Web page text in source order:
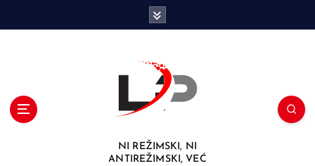
NI REŽIMSKI, NI
ANTIREŽIMSKI, VEĆ